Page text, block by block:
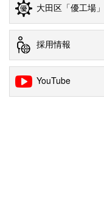
大田区「優工場」
採用情報
YouTube